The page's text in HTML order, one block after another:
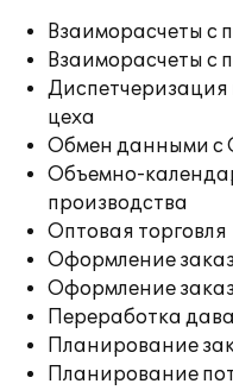
Взаиморасчеты с
Взаиморасчеты с
Диспетчеризация
цеха
Обмен данными с
Объемно-
производства
Оптовая торговля
Оформление
Оформление
Переработка
Планирование
Планирование